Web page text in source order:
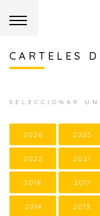
CARTELES
SELECCIONAR UN
2026 2025
2022 2021
2018 2017
2014 2013